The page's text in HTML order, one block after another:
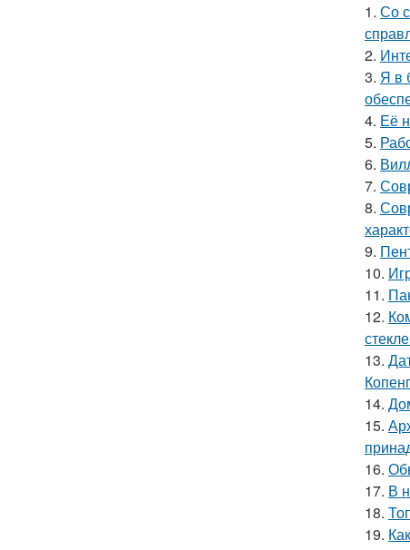
1. Со
2.
3. Я в
4. Её
5.
6.
7.
8.
9.
10.
11.
12.
13.
14.
15.
16.
17. В
18.
19.